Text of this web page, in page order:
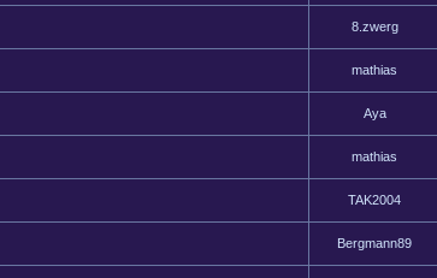
8.zwerg
mathias
Aya
mathias
TAK2004
Bergmann89